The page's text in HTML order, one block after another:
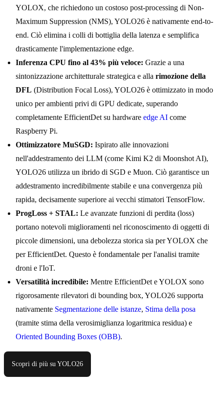
YOLOX, che richiedono un costoso post-processing di Non-
Maximum Suppression (NMS), YOLO26 è nativamente end-to-
end. Ciò elimina i colli di bottiglia della latenza e semplifica
drasticamente l'implementazione edge.
Inferenza CPU fino al 43% più veloce: Grazie a una
sintonizzazione architetturale strategica e alla rimozione della
DFL (Distribution Focal Loss), YOLO26 è ottimizzato in modo
unico per ambienti privi di GPU dedicate, superando
completamente EfficientDet su hardware edge AI come
Raspberry Pi.
Ottimizzatore MuSGD: Ispirato alle innovazioni
nell'addestramento dei LLM (come Kimi K2 di Moonshot AI),
YOLO26 utilizza un ibrido di SGD e Muon. Ciò garantisce un
addestramento incredibilmente stabile e una convergenza più
rapida, decisamente superiore ai vecchi stimatori TensorFlow.
ProgLoss + STAL: Le avanzate funzioni di perdita (loss)
portano notevoli miglioramenti nel riconoscimento di oggetti di
piccole dimensioni, una debolezza storica sia per YOLOX che
per EfficientDet. Questo è fondamentale per l'analisi tramite
droni e l'IoT.
Versatilità incredibile: Mentre EfficientDet e YOLOX sono
rigorosamente rilevatori di bounding box, YOLO26 supporta
nativamente Segmentazione delle istanze, Stima della posa
(tramite stima della verosimiglianza logaritmica residua) e
Oriented Bounding Boxes (OBB).
Scopri di più su YOLO26